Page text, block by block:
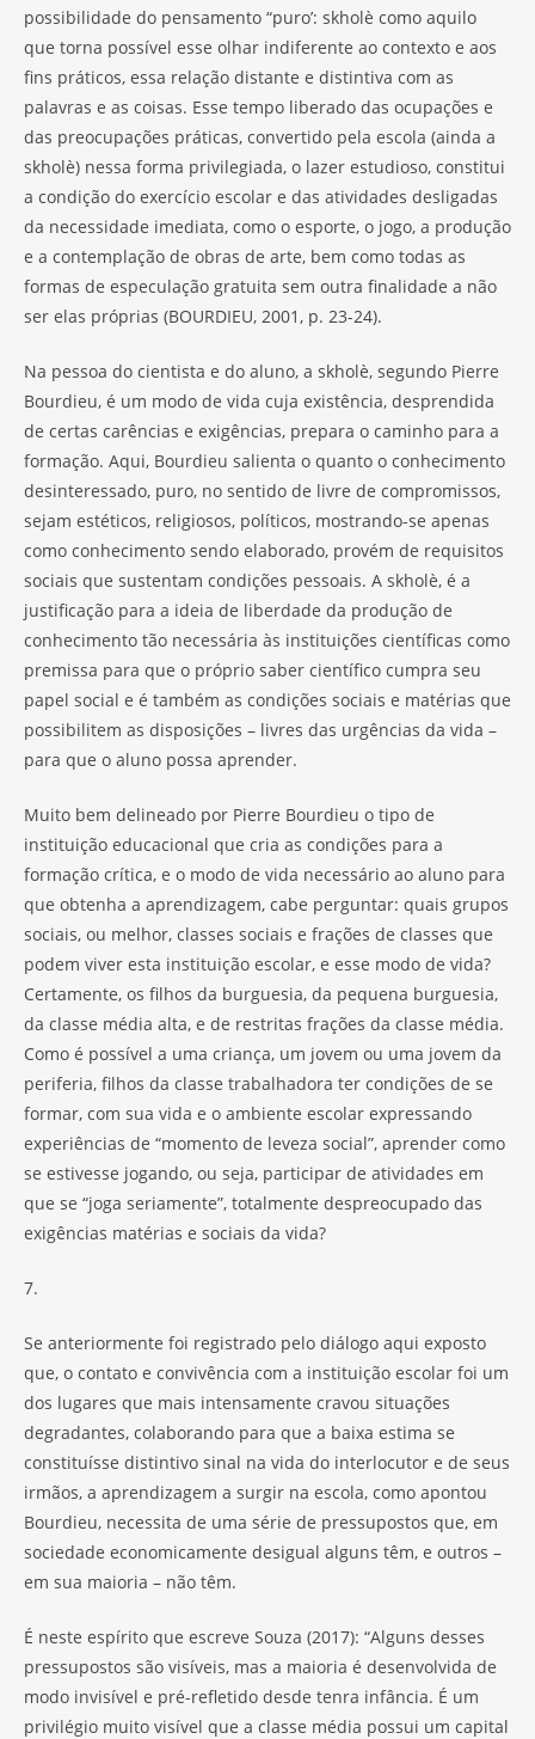
possibilidade do pensamento “puro’: skholè como aquilo
que torna possível esse olhar indiferente ao contexto e aos
fins práticos, essa relação distante e distintiva com as
palavras e as coisas. Esse tempo liberado das ocupações e
das preocupações práticas, convertido pela escola (ainda a
skholè) nessa forma privilegiada, o lazer estudioso, constitui
a condição do exercício escolar e das atividades desligadas
da necessidade imediata, como o esporte, o jogo, a produção
e a contemplação de obras de arte, bem como todas as
formas de especulação gratuita sem outra finalidade a não
ser elas próprias (BOURDIEU, 2001, p. 23-24).
Na pessoa do cientista e do aluno, a skholè, segundo Pierre
Bourdieu, é um modo de vida cuja existência, desprendida
de certas carências e exigências, prepara o caminho para a
formação. Aqui, Bourdieu salienta o quanto o conhecimento
desinteressado, puro, no sentido de livre de compromissos,
sejam estéticos, religiosos, políticos, mostrando-se apenas
como conhecimento sendo elaborado, provém de requisitos
sociais que sustentam condições pessoais. A skholè, é a
justificação para a ideia de liberdade da produção de
conhecimento tão necessária às instituições científicas como
premissa para que o próprio saber científico cumpra seu
papel social e é também as condições sociais e matérias que
possibilitem as disposições – livres das urgências da vida –
para que o aluno possa aprender.
Muito bem delineado por Pierre Bourdieu o tipo de
instituição educacional que cria as condições para a
formação crítica, e o modo de vida necessário ao aluno para
que obtenha a aprendizagem, cabe perguntar: quais grupos
sociais, ou melhor, classes sociais e frações de classes que
podem viver esta instituição escolar, e esse modo de vida?
Certamente, os filhos da burguesia, da pequena burguesia,
da classe média alta, e de restritas frações da classe média.
Como é possível a uma criança, um jovem ou uma jovem da
periferia, filhos da classe trabalhadora ter condições de se
formar, com sua vida e o ambiente escolar expressando
experiências de “momento de leveza social”, aprender como
se estivesse jogando, ou seja, participar de atividades em
que se “joga seriamente”, totalmente despreocupado das
exigências matérias e sociais da vida?
7.
Se anteriormente foi registrado pelo diálogo aqui exposto
que, o contato e convivência com a instituição escolar foi um
dos lugares que mais intensamente cravou situações
degradantes, colaborando para que a baixa estima se
constituísse distintivo sinal na vida do interlocutor e de seus
irmãos, a aprendizagem a surgir na escola, como apontou
Bourdieu, necessita de uma série de pressupostos que, em
sociedade economicamente desigual alguns têm, e outros –
em sua maioria – não têm.
É neste espírito que escreve Souza (2017): “Alguns desses
pressupostos são visíveis, mas a maioria é desenvolvida de
modo invisível e pré-refletido desde tenra infância. É um
privilégio muito visível que a classe média possui um capital